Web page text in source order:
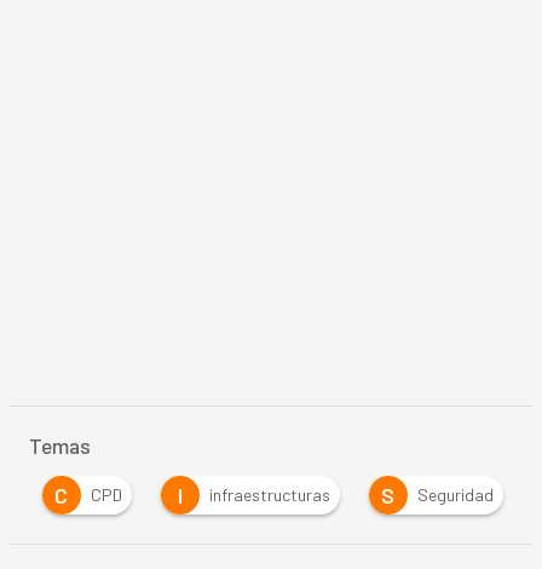
Temas
C CPD I infraestructuras S Seguridad